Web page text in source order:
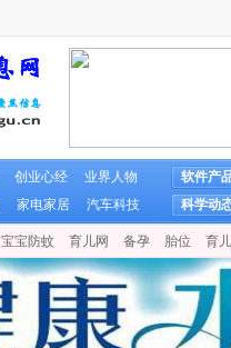
创业心经
业界人物
家电家居 汽车科技
软件产
科学动
宝宝防蚊 育儿网 备孕 胎位 育